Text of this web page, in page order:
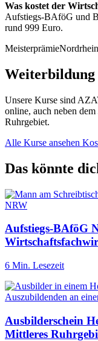
Was kostet der
Aufstiegs-BAföG und
rund 999 Euro.
Meisterprämie
Weiterbildung
Unsere Kurse sind
online, auch neben
Ruhrgebiet.
Alle Kurse ansehen
Das könnte
Aufstiegs-BAföG
6 Min. Lesezeit
Ausbilderschein
Mittleres